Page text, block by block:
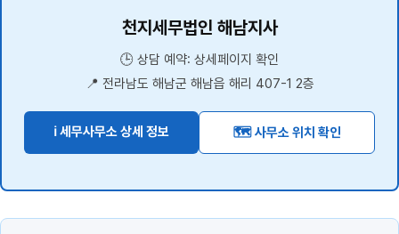
천지세무법인 해남지사
🕒 상담 예약: 상세페이지 확인
📍 전라남도 해남군 해남읍 해리 407-1 2층
ℹ️ 세무사무소 상세 정보 🗺️ 사무소 위치 확인